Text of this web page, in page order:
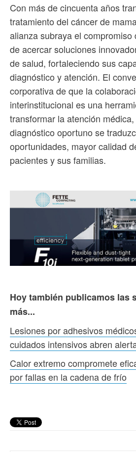
Con más de cincuenta años
tratamiento del cáncer de
alianza subraya el compromiso
de acercar soluciones
de salud, fortaleciendo sus
diagnóstico y atención. El
corporativa de que la
interinstitucional es una
transformar la atención
diagnóstico oportuno se
oportunidades, mayor calidad
pacientes y sus familias.
Hoy también publicamos las
más...
Lesiones por adhesivos
cuidados intensivos abren
Calor extremo compromete
por fallas en la cadena de frío